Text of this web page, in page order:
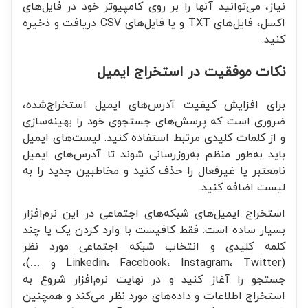
نیاز، می‌توانید آنها را بر روی کامپیوتر خود در فایل‌های
اکسل، فایل‌های TXT و یا فایل‌های CSV دریافت و ذخیره
کنید.
نکات موفقیت در استخراج ایمیل
برای افزایش کیفیت آدرس‌های ایمیل استخراج‌شده،
ضروری است که پرسش‌های جستجوی خود را بهینه‌سازی
و از کلمات کلیدی مرتبط استفاده کنید. لیست‌های ایمیل
باید به‌طور منظم به‌روزرسانی شوند تا آدرس‌های ایمیل
نامعتبر یا غیرفعال را حذف کنید و مخاطبین جدید را به
لیست اضافه کنید.
استخراج ایمیل‌های شبکه‌های اجتماعی در این نرم‌افزار
بسیار ساده است. فقط کافیست با وارد کردن یک یا چند
کلمه کلیدی و انتخاب شبکه اجتماعی مورد نظر
(Linkedin، Facebook، Instagram، Twitter و …)،
جستجو را آغاز کنید و در نهایت نرم‌افزار شروع به
استخراج اطلاعات و داده‌های مورد نظر می‌کند و همچنین